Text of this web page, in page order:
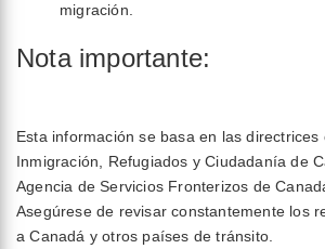
migración.
Nota importante:
Esta información se basa en las directrices
Inmigración, Refugiados y Ciudadanía de
Agencia de Servicios Fronterizos de
Asegúrese de revisar constantemente los
a Canadá y otros países de tránsito.